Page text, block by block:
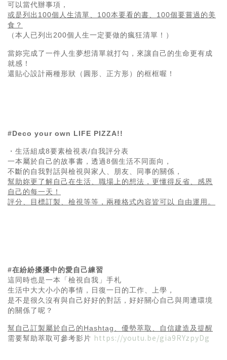
可以當代辦事項，
或是列出100個人生清單、100本要看的書、100個要嘗過的美
食？
（本人已列出200個人生一定要做的瘋狂清單！）
當妳完成了一件人生夢想清單就打勾，來讓自己的生命更有成
就感！
還貼心設計兩種形狀（圓形、正方形）的框框喔！
#Deco your own LIFE PIZZA!!
・生活組成8要素檢視表/自我評分表
一本屬於自己的故事書， 透過8個生活不同面向，
不斷的自我對話與檢視與家人、朋友、同事的關係，
幫助妳更了解自己在生活、職場上的想法，更懂得反省、感恩
自己的每一天！
評分、目標訂製、檢視等等，兩種格式內容皆可以 自由運用。
#在紛紛擾擾中的愛自己練習
這同時也是一本「檢視自我」手札
生活中大大小小的事情，日復一日的工作、上學，
是不是很久沒有與自己好好的對話，好好關心自己與周遭環境
的關係了呢？
幫自己訂製屬於自己的Hashtag、優勢萃取、自信建造及提醒
需要幫助萃取可參考影片 https://youtu.be/gia9RYzpyDg